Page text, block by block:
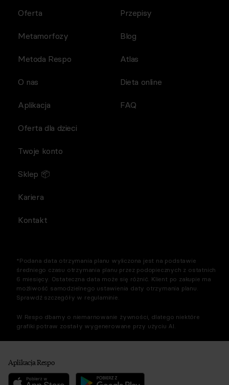
Oferta
Metamorfozy
Metoda Respo
O nas
Aplikacja
Przepisy
Blog
Atlas
Dieta online
FAQ
Oferta dla dzieci
Twoje konto
Sklep 📦
Kariera
Kontakt
*Podana data otrzymania planu wyliczona jest na podstawie
średniego czasu otrzymania planu przez podopiecznych z ostatnich
6 miesięcy. Ostateczna data może się różnić. Klient po zakupie ma
możliwość samodzielnego ustawienia daty otrzymania planu.
Sprawdź szczegóły w regulaminie.
W Respo dbamy o niemarnowanie żywności, dlatego niektóre
grafiki potraw zostały wygenerowane przy użyciu AI.
Aplikacja Respo